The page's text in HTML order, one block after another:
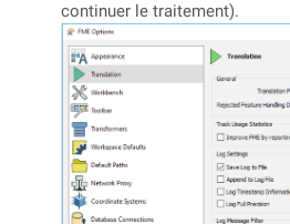
continuer le traitement).